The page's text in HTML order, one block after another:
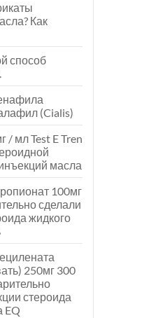
Как
способ
(Cialis)
/ мл Test E Tren
масла
100мг
сделали
жидкого
250мг 300
стероида
EQ